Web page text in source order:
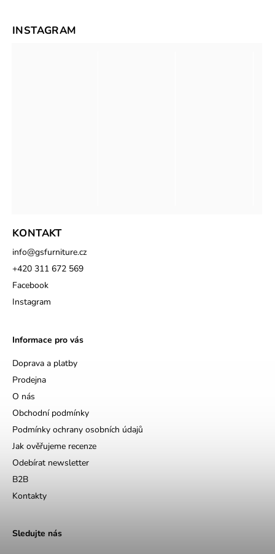
KONTAKT
info@gsfurniture.cz
+420 311 672 569
Facebook
Instagram
Informace pro vás
Doprava a platby
Prodejna
O nás
Obchodní podmínky
Podmínky ochrany osobních údajů
Jak ověřujeme recenze
Odebírat newsletter
B2B
Kontakty
INSTAGRAM
Sledujte nás